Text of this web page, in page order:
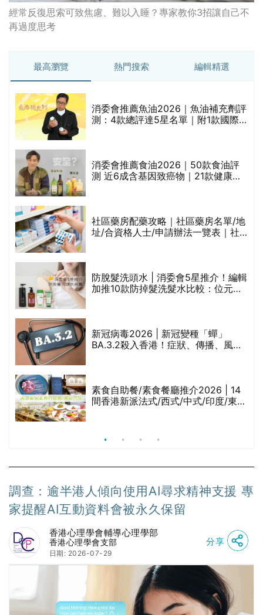
經常反復思索可致焦慮、難以入睡？專家教你3招讓自己不
再過度思考
最高瀏覽 熱門搜索 編輯精選
消委會推薦魚油2026｜魚油補充劑評
測：4款總評達5星名單｜附1款國際
消委會推薦食油2026｜50款食油評
測 近6成含基因致癌物｜21款健康煮
社區藥房配藥攻略｜社區藥房名單/地
址/合資格人士/申請辦法一覽表｜社
防脫髮洗頭水 | 消委會5星推介！編輯
加推10款防掉髮洗髮水比較：位元
新冠病毒2026 | 新冠變種「蟬」
BA.3.2殺入香港！症狀、傳播、風險
素食自助餐/素食餐廳推介2026 | 14
間香港新派法式/西式/中式/印度/東南
調查：逾半港人傾向使用AI尋求精神支援 專
家提醒AI互動資料會被永久保留
香港心理學會輔導心理學部
香港心理學會支部
日期: 2026-07-29
分享